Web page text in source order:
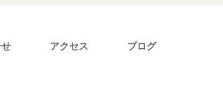
アクセス ブログ